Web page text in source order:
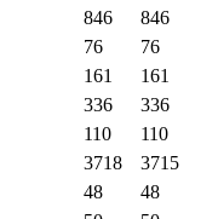
846
846
76
76
161
161
336
336
110
110
3718
3715
48
48